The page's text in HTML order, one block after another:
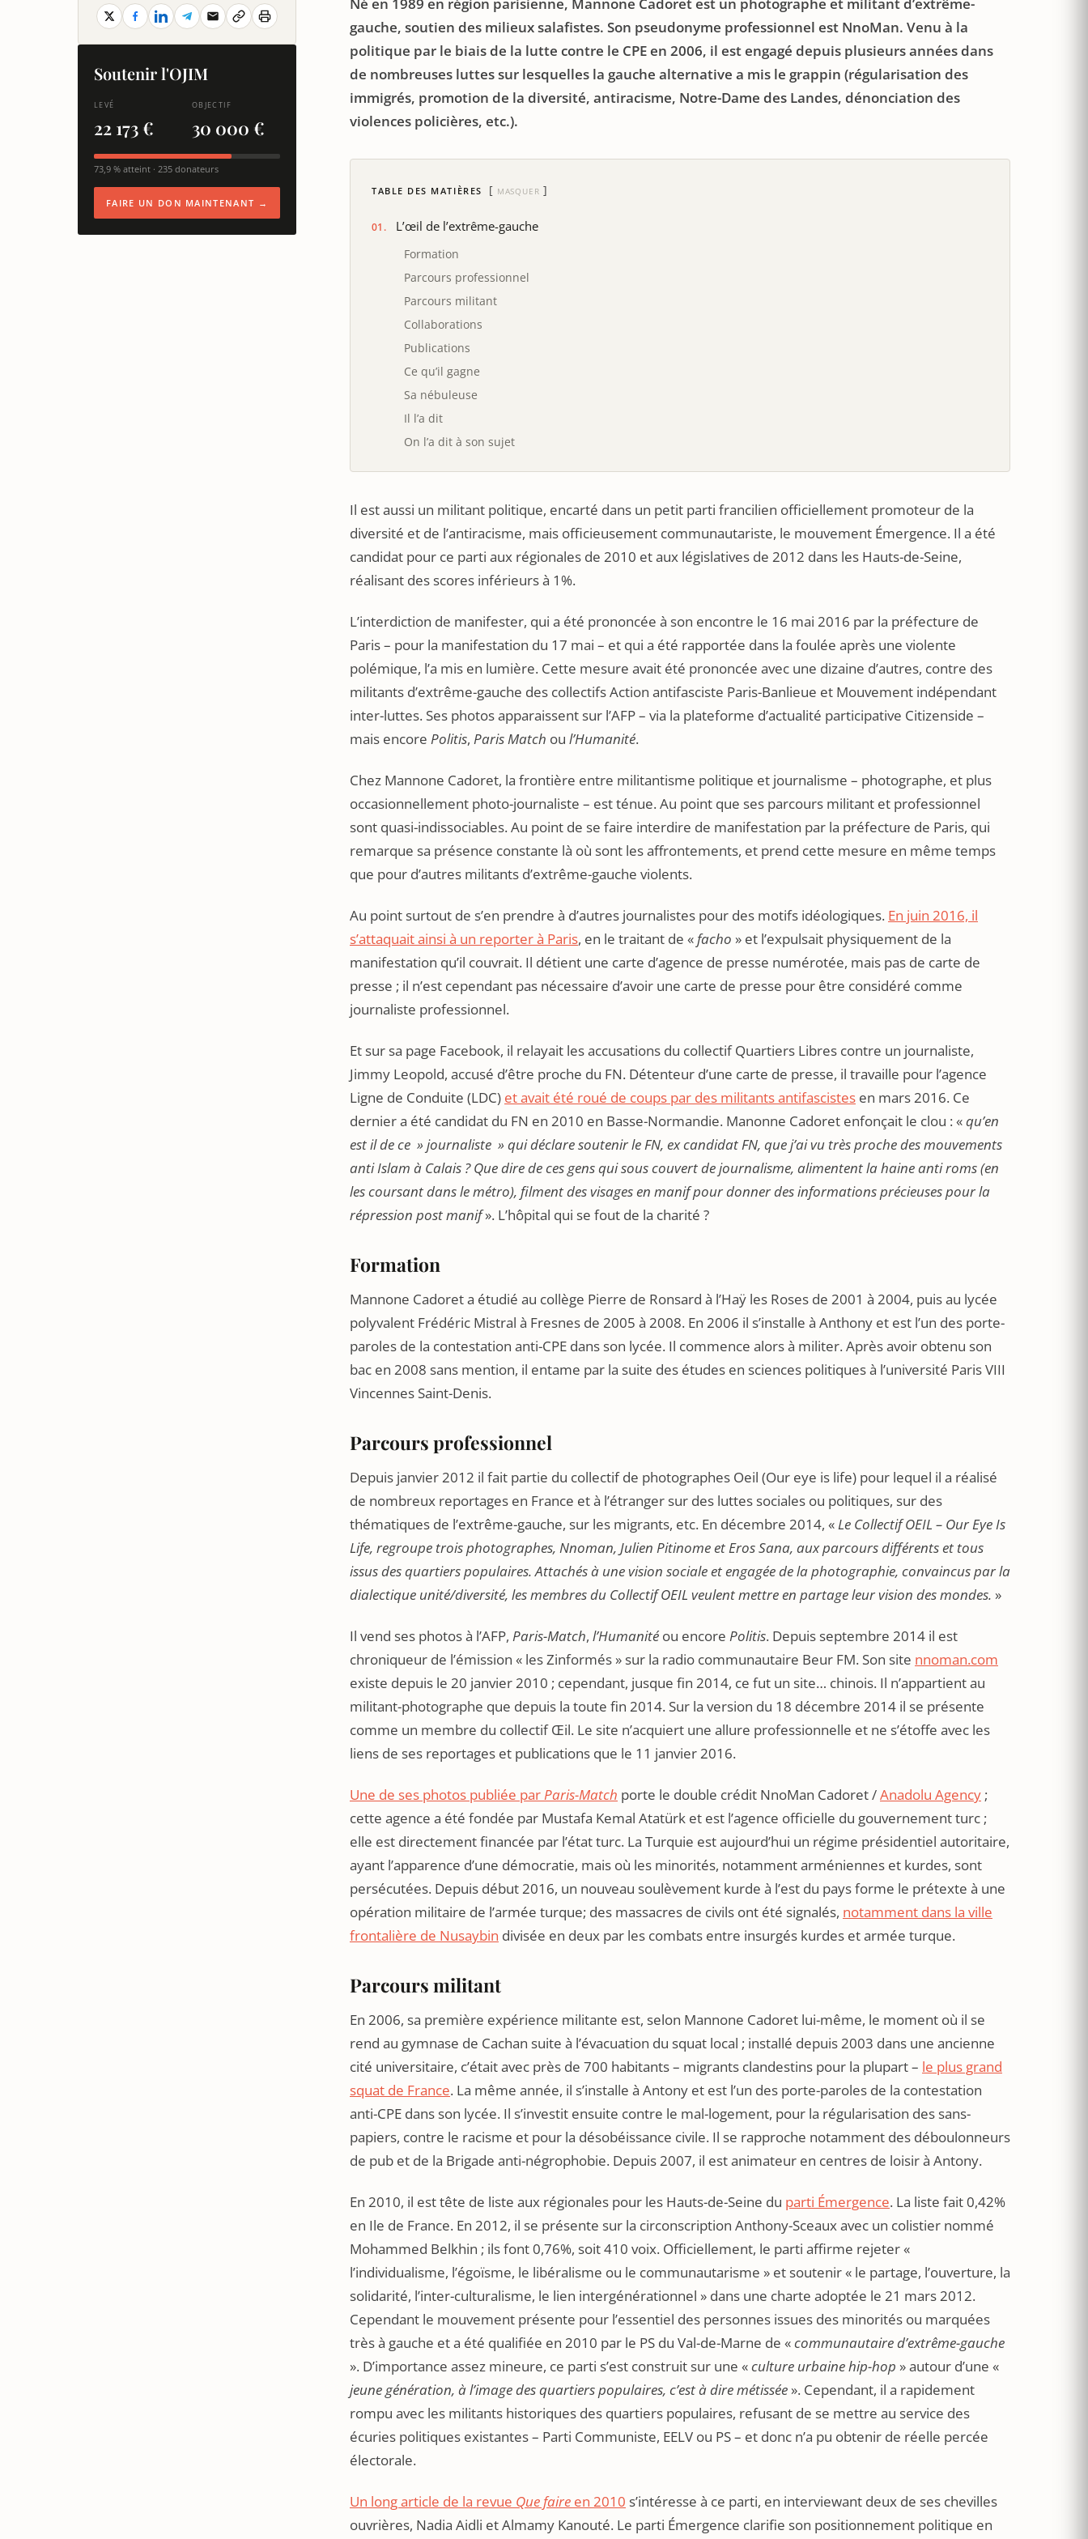
Soutenir l'OJIM
LEVÉ
22 173 €
OBJECTIF
30 000 €
73,9 % atteint · 235 donateurs
FAIRE UN DON MAINTENANT →
gauche, soutien des milieux salafistes. Son pseudonyme professionnel est NnoMan. Venu à la
politique par le biais de la lutte contre le CPE en 2006, il est engagé depuis plusieurs années dans
de nombreuses luttes sur lesquelles la gauche alternative a mis le grappin (régularisation des
immigrés, promotion de la diversité, antiracisme, Notre-Dame des Landes, dénonciation des
violences policières, etc.).
TABLE DES MATIÈRES MASQUER
L’œil de l’extrême-gauche
Formation
Parcours professionnel
Parcours militant
Collaborations
Publications
Ce qu’il gagne
Sa nébuleuse
Il l’a dit
On l’a dit à son sujet
Il est aussi un militant politique, encarté dans un petit parti francilien officiellement promoteur de la
diversité et de l’antiracisme, mais officieusement communautariste, le mouvement Émergence. Il a été
candidat pour ce parti aux régionales de 2010 et aux législatives de 2012 dans les Hauts-de-Seine,
réalisant des scores inférieurs à 1%.
L’interdiction de manifester, qui a été prononcée à son encontre le 16 mai 2016 par la préfecture de
Paris – pour la manifestation du 17 mai – et qui a été rapportée dans la foulée après une violente
polémique, l’a mis en lumière. Cette mesure avait été prononcée avec une dizaine d’autres, contre des
militants d’extrême-gauche des collectifs Action antifasciste Paris-Banlieue et Mouvement indépendant
inter-luttes. Ses photos apparaissent sur l’AFP – via la plateforme d’actualité participative Citizenside –
mais encore Politis, Paris Match ou l’Humanité.
Chez Mannone Cadoret, la frontière entre militantisme politique et journalisme – photographe, et plus
occasionnellement photo-journaliste – est ténue. Au point que ses parcours militant et professionnel
sont quasi-indissociables. Au point de se faire interdire de manifestation par la préfecture de Paris, qui
remarque sa présence constante là où sont les affrontements, et prend cette mesure en même temps
que pour d’autres militants d’extrême-gauche violents.
Au point surtout de s’en prendre à d’autres journalistes pour des motifs idéologiques. En juin 2016, il
s’attaquait ainsi à un reporter à Paris, en le traitant de «facho » et l’expulsait physiquement de la
manifestation qu’il couvrait. Il détient une carte d’agence de presse numérotée, mais pas de carte de
presse ; il n’est cependant pas nécessaire d’avoir une carte de presse pour être considéré comme
journaliste professionnel.
Et sur sa page Facebook, il relayait les accusations du collectif Quartiers Libres contre un journaliste,
Jimmy Leopold, accusé d’être proche du FN. Détenteur d’une carte de presse, il travaille pour l’agence
Ligne de Conduite (LDC) et avait été roué de coups par des militants antifascistes en mars 2016. Ce
dernier a été candidat du FN en 2010 en Basse-Normandie. Manonne Cadoret enfonçait le clou : «qu’en
est il de ce » journaliste » qui déclare soutenir le FN, ex candidat FN, que j’ai vu très proche des mouvements
anti Islam à Calais ? Que dire de ces gens qui sous couvert de journalisme, alimentent la haine anti roms (en
les coursant dans le métro), filment des visages en manif pour donner des informations précieuses pour la
répression post manif». L’hôpital qui se fout de la charité ?
Formation
Mannone Cadoret a étudié au collège Pierre de Ronsard à l’Haÿ les Roses de 2001 à 2004, puis au lycée
polyvalent Frédéric Mistral à Fresnes de 2005 à 2008. En 2006 il s’installe à Anthony et est l’un des porte-
paroles de la contestation anti-CPE dans son lycée. Il commence alors à militer. Après avoir obtenu son
bac en 2008 sans mention, il entame par la suite des études en sciences politiques à l’université Paris VIII
Vincennes Saint-Denis.
Parcours professionnel
Depuis janvier 2012 il fait partie du collectif de photographes Oeil (Our eye is life) pour lequel il a réalisé
de nombreux reportages en France et à l’étranger sur des luttes sociales ou politiques, sur des
thématiques de l’extrême-gauche, sur les migrants, etc. En décembre 2014, «Le Collectif OEIL – Our Eye Is
Life, regroupe trois photographes, Nnoman, Julien Pitinome et Eros Sana, aux parcours différents et tous
issus des quartiers populaires. Attachés à une vision sociale et engagée de la photographie, convaincus par la
dialectique unité/diversité, les membres du Collectif OEIL veulent mettre en partage leur vision des mondes. »
Il vend ses photos à l’AFP, Paris-Match, l’Humanité ou encore Politis. Depuis septembre 2014 il est
chroniqueur de l’émission « les Zinformés » sur la radio communautaire Beur FM. Son site nnoman.com
existe depuis le 20 janvier 2010 ; cependant, jusque fin 2014, ce fut un site… chinois. Il n’appartient au
militant-photographe que depuis la toute fin 2014. Sur la version du 18 décembre 2014 il se présente
comme un membre du collectif Œil. Le site n’acquiert une allure professionnelle et ne s’étoffe avec les
liens de ses reportages et publications que le 11 janvier 2016.
Une de ses photos publiée parParis-Match porte le double crédit NnoMan Cadoret /Anadolu Agency ;
cette agence a été fondée par Mustafa Kemal Atatürk et est l’agence officielle du gouvernement turc ;
elle est directement financée par l’état turc. La Turquie est aujourd’hui un régime présidentiel autoritaire,
ayant l’apparence d’une démocratie, mais où les minorités, notamment arméniennes et kurdes, sont
persécutées. Depuis début 2016, un nouveau soulèvement kurde à l’est du pays forme le prétexte à une
opération militaire de l’armée turque; des massacres de civils ont été signalés, notamment dans la ville
frontalière de Nusaybin divisée en deux par les combats entre insurgés kurdes et armée turque.
Parcours militant
En 2006, sa première expérience militante est, selon Mannone Cadoret lui-même, le moment où il se
rend au gymnase de Cachan suite à l’évacuation du squat local ; installé depuis 2003 dans une ancienne
cité universitaire, c’était avec près de 700 habitants – migrants clandestins pour la plupart – le plus grand
squat de France. La même année, il s’installe à Antony et est l’un des porte-paroles de la contestation
anti-CPE dans son lycée. Il s’investit ensuite contre le mal-logement, pour la régularisation des sans-
papiers, contre le racisme et pour la désobéissance civile. Il se rapproche notamment des déboulonneurs
de pub et de la Brigade anti-négrophobie. Depuis 2007, il est animateur en centres de loisir à Antony.
En 2010, il est tête de liste aux régionales pour les Hauts-de-Seine du parti Émergence. La liste fait 0,42%
en Ile de France. En 2012, il se présente sur la circonscription Anthony-Sceaux avec un colistier nommé
Mohammed Belkhin ; ils font 0,76%, soit 410 voix. Officiellement, le parti affirme rejeter «
l’individualisme, l’égoïsme, le libéralisme ou le communautarisme » et soutenir « le partage, l’ouverture, la
solidarité, l’inter-culturalisme, le lien intergénérationnel » dans une charte adoptée le 21 mars 2012.
Cependant le mouvement présente pour l’essentiel des personnes issues des minorités ou marquées
très à gauche et a été qualifiée en 2010 par le PS du Val-de-Marne de «communautaire d’extrême-gauche
». D’importance assez mineure, ce parti s’est construit sur une «culture urbaine hip-hop » autour d’une «
jeune génération, à l’image des quartiers populaires, c’est à dire métissée ». Cependant, il a rapidement
rompu avec les militants historiques des quartiers populaires, refusant de se mettre au service des
écuries politiques existantes – Parti Communiste, EELV ou PS – et donc n’a pu obtenir de réelle percée
électorale.
Un long article de la revue Que faire en 2010 s’intéresse à ce parti, en interviewant deux de ses chevilles
ouvrières, Nadia Aidli et Almamy Kanouté. Le parti Émergence clarifie son positionnement politique en